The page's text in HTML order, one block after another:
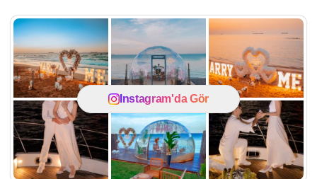
Instagram'da Gör